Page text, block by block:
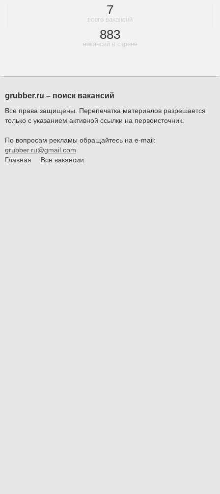
7
всего вакансий
883
вакансий в стране
grubber.ru – поиск вакансий
Все права защищены. Перепечатка материалов разрешается
только с указанием активной ссылки на первоисточник.
По вопросам рекламы обращайтесь на e-mail:
grubber.ru@gmail.com
Главная
Все вакансии